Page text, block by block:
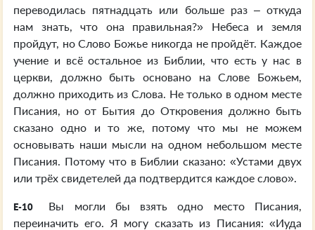
переводилась пятнадцать или больше раз – откуда
нам знать, что она правильная?» Небеса и земля
пройдут, но Слово Божье никогда не пройдёт. Каждое
учение и всё остальное из Библии, что есть у нас в
церкви, должно быть основано на Слове Божьем,
должно приходить из Слова. Не только в одном месте
Писания, но от Бытия до Откровения должно быть
сказано одно и то же, потому что мы не можем
основывать наши мысли на одном небольшом месте
Писания. Потому что в Библии сказано: «Устами двух
или трёх свидетелей да подтвердится каждое слово».
E-10
Вы могли бы взять одно место Писания,
переиначить его. Я могу сказать из Писания: «Иуда